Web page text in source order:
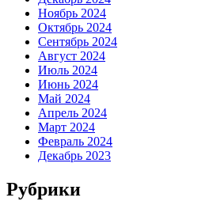
Ноябрь 2024
Октябрь 2024
Сентябрь 2024
Август 2024
Июль 2024
Июнь 2024
Май 2024
Апрель 2024
Март 2024
Февраль 2024
Декабрь 2023
Рубрики